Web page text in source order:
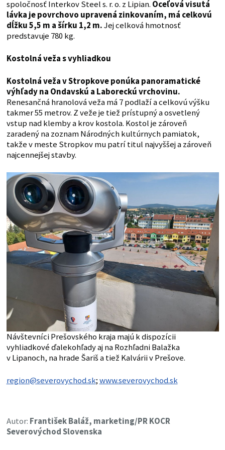
spoločnosť Interkov Steel s. r. o. z Lipian. Oceľová visutá
lávka je povrchovo upravená zinkovaním, má celkovú
dĺžku 5,5 m a šírku 1,2 m.Jej celková hmotnosť
predstavuje 780 kg.
Kostolná veža s vyhliadkou
Kostolná veža v Stropkove ponúka panoramatické
výhľady na Ondavskú a Laboreckú vrchovinu.
Renesančná hranolová veža má 7 podlaží a celkovú výšku
takmer 55 metrov. Z veže je tiež prístupný a osvetlený
vstup nad klemby a krov kostola. Kostol je zároveň
zaradený na zoznam Národných kultúrnych pamiatok,
takže v meste Stropkov mu patrí titul najvyššej a zároveň
najcennejšej stavby.
Návštevníci Prešovského kraja majú k dispozícii
vyhliadkové ďalekohľady aj na Rozhľadni Balažka
v Lipanoch, na hrade Šariš a tiež Kalvárii v Prešove.
region@severovychod.sk;www.severovychod.sk
Autor: František Baláž, marketing/PR KOCR
Severovýchod Slovenska